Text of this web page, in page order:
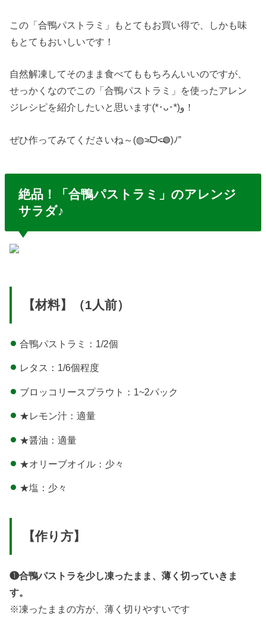
この「合鴨パストラミ」もとてもお買い得で、しかも味
もとてもおいしいです！
自然解凍してそのまま食べてももちろんいいのですが、
せっかくなのでこの「合鴨パストラミ」を使ったアレン
ジレシピを紹介したいと思います(*･ᴗ･*)و！
ぜひ作ってみてくださいね～(◍˃̶ᗜ˂̶◍)ﾉ”
絶品！「合鴨パストラミ」のアレンジ
サラダ♪
【材料】（1人前）
合鴨パストラミ：1/2個
レタス：1/6個程度
ブロッコリースプラウト：1~2パック
★レモン汁：適量
★醤油：適量
★オリーブオイル：少々
★塩：少々
【作り方】
❶合鴨パストラを少し凍ったまま、薄く切っていきま
す。
※凍ったままの方が、薄く切りやすいです